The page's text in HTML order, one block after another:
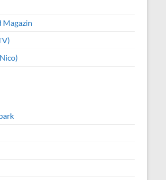
Magazin